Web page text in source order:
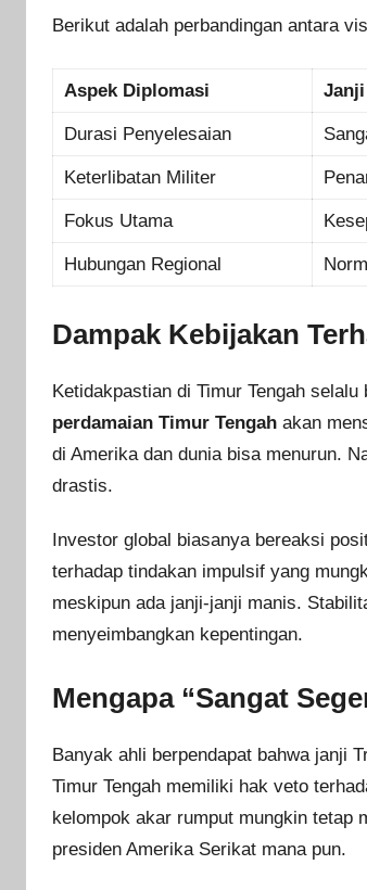
Berikut adalah perbandingan antara
Aspek Diplomasi
Durasi Penyelesaian
Keterlibatan Militer
Fokus Utama
Hubungan Regional
Dampak Kebijakan
Ketidakpastian di Timur Tengah
perdamaian Timur Tengah akan
di Amerika dan dunia bisa menurun.
drastis.
Investor global biasanya bereaksi
terhadap tindakan impulsif yang
meskipun ada janji-janji manis.
menyeimbangkan kepentingan.
Mengapa “Sangat
Banyak ahli berpendapat bahwa janji
Timur Tengah memiliki hak veto
kelompok akar rumput mungkin tetap
presiden Amerika Serikat mana pun.